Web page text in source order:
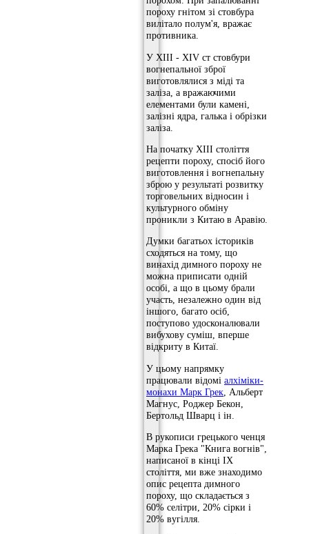
пороху гнітом зі стовбура
вилітало полум'я, вражає
противника.
У XIII - XIV ст стовбури
вогнепальної зброї
виготовлялися з міді та
заліза, а вражаючими
елементами були камені,
залізні ядра, галька і обрізки
заліза.
На початку XIII століття
рецепти пороху, спосіб його
виготовлення і вогнепальну
зброю у результаті розвитку
торговельних відносин і
культурного обміну
проникли з Китаю в Аравію.
Думки багатьох істориків
сходяться на тому, що
винахід димного пороху не
можна приписати одній
особі, а що в цьому брали
участь, незалежно один від
іншого, багато осіб,
поступово удосконалювали
вибухову суміш, вперше
відкриту в Китаї.
У цьому напрямку
працювали відомі алхіміки-
монахи Марк Грек , Альберт
Магнус, Роджер Бекон,
Бертольд Шварц і ін.
В рукописи грецького ченця
Марка Грека "Книга вогнів",
написаної в кінці IX
століття, ми вже знаходимо
опис рецепта димного
пороху, що складається з
60% селітри, 20% сірки і
20% вугілля.